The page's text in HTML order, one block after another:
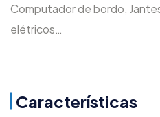
Computador de bordo,
elétricos…
Características